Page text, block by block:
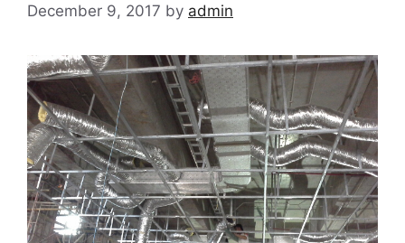
December 9, 2017 by admin